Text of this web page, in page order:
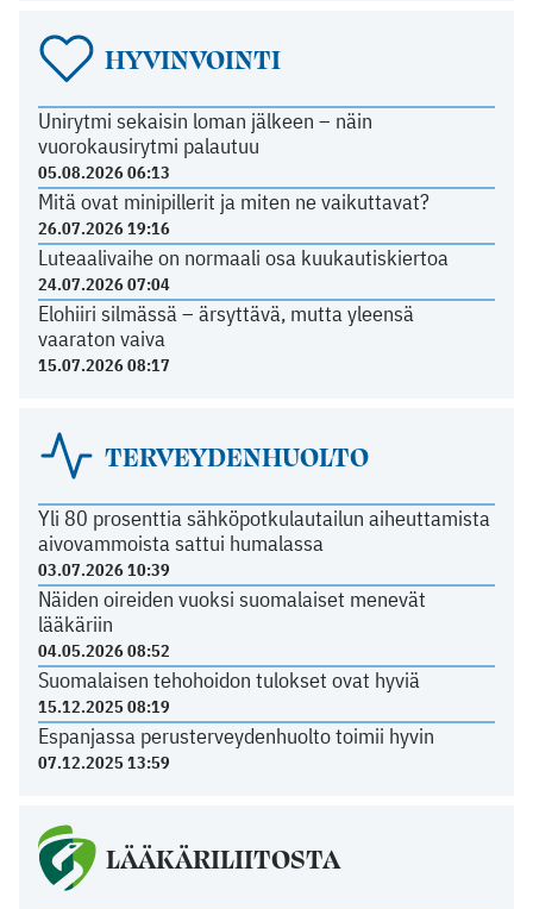
HYVINVOINTI
Unirytmi sekaisin loman jälkeen – näin
vuorokausirytmi palautuu
05.08.2026 06:13
Mitä ovat minipillerit ja miten ne vaikuttavat?
26.07.2026 19:16
Luteaalivaihe on normaali osa kuukautiskiertoa
24.07.2026 07:04
Elohiiri silmässä – ärsyttävä, mutta yleensä
vaaraton vaiva
15.07.2026 08:17
TERVEYDENHUOLTO
Yli 80 prosenttia sähköpotkulautailun aiheuttamista
aivovammoista sattui humalassa
03.07.2026 10:39
Näiden oireiden vuoksi suomalaiset menevät
lääkäriin
04.05.2026 08:52
Suomalaisen tehohoidon tulokset ovat hyviä
15.12.2025 08:19
Espanjassa perusterveydenhuolto toimii hyvin
07.12.2025 13:59
LÄÄKÄRILIITOSTA